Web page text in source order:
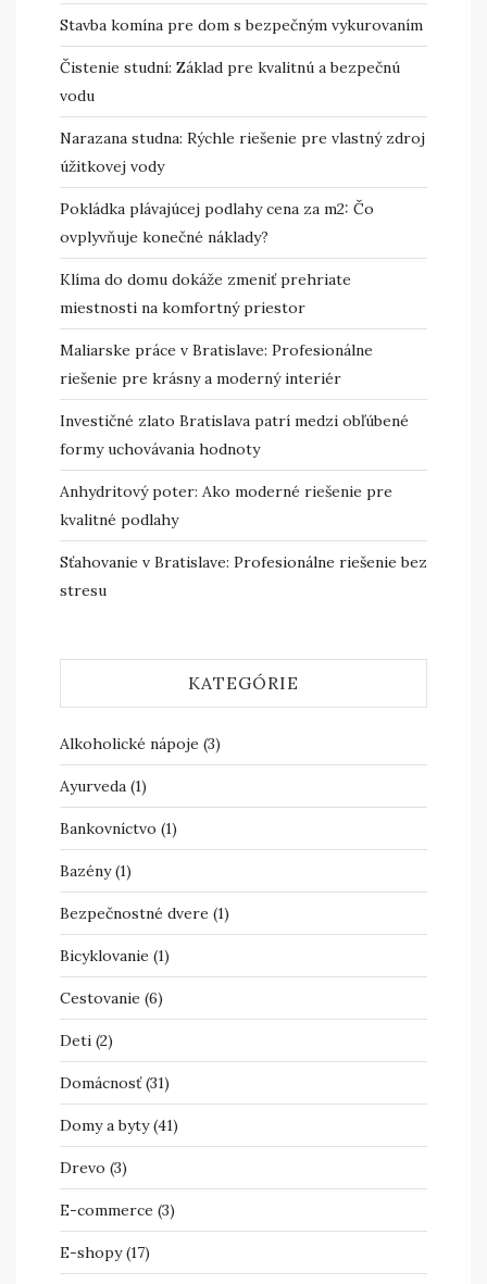
Stavba komína pre dom s bezpečným vykurovaním
Čistenie studní: Základ pre kvalitnú a bezpečnú
vodu
Narazana studna: Rýchle riešenie pre vlastný zdroj
úžitkovej vody
Pokládka plávajúcej podlahy cena za m2: Čo
ovplyvňuje konečné náklady?
Klíma do domu dokáže zmeniť prehriate
miestnosti na komfortný priestor
Maliarske práce v Bratislave: Profesionálne
riešenie pre krásny a moderný interiér
Investičné zlato Bratislava patrí medzi obľúbené
formy uchovávania hodnoty
Anhydritový poter: Ako moderné riešenie pre
kvalitné podlahy
Sťahovanie v Bratislave: Profesionálne riešenie bez
stresu
KATEGÓRIE
Alkoholické nápoje (3)
Ayurveda (1)
Bankovníctvo (1)
Bazény(1)
Bezpečnostné dvere (1)
Bicyklovanie (1)
Cestovanie (6)
Deti (2)
Domácnosť(31)
Domy a byty(41)
Drevo (3)
E-commerce (3)
E-shopy(17)